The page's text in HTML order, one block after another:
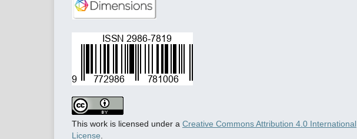
This work is licensed under a Creative Commons Attribution 4.0 International
License.